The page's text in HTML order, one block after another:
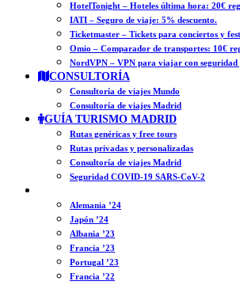
HotelTonight – Hoteles última hora: 20€
IATI – Seguro de viaje: 5% descuento.
Ticketmaster – Tickets para conciertos y
Omio – Comparador de transportes: 10€
NordVPN – VPN para viajar con
CONSULTORÍA
Consultoría de viajes Mundo
Consultoría de viajes Madrid
GUÍA TURISMO MADRID
Rutas genéricas y free tours
Rutas privadas y personalizadas
Consultoría de viajes Madrid
Seguridad COVID-19 SARS-CoV-2
Alemania ’24
Japón ’24
Albania ’23
Francia ’23
Portugal ’23
Francia ’22